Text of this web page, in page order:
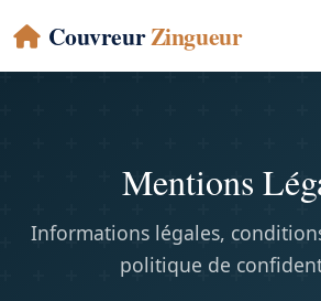
CouvreurZingueur
Mentions
Informations légales,
politique de